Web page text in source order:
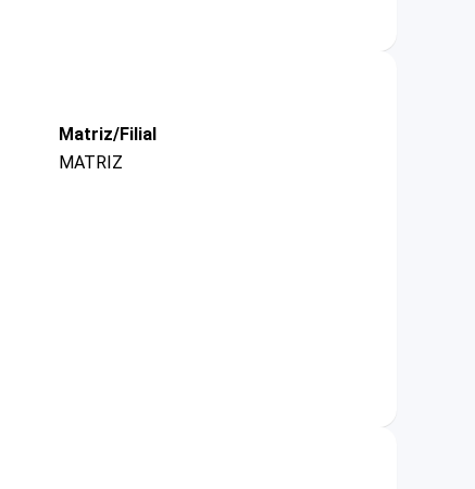
Matriz/Filial
MATRIZ